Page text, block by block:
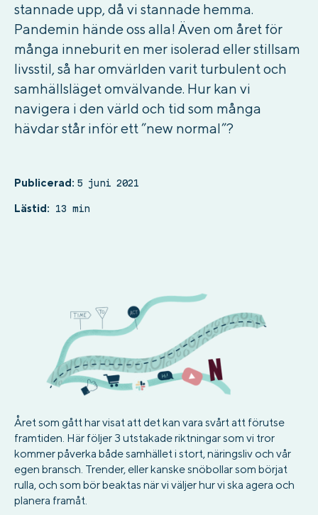
stannade upp, då vi stannade hemma.
Pandemin hände oss alla! Även om året för
många inneburit en mer isolerad eller stillsam
livsstil, så har omvärlden varit turbulent och
samhällsläget omvälvande. Hur kan vi
navigera i den värld och tid som många
hävdar står inför ett ”new normal”?
Publicerad: 5 juni 2021
Lästid: 13 min
Året som gått har visat att det kan vara svårt att förutse
framtiden. Här följer 3 utstakade riktningar som vi tror
kommer påverka både samhället i stort, näringsliv och vår
egen bransch. Trender, eller kanske snöbollar som börjat
rulla, och som bör beaktas när vi väljer hur vi ska agera och
planera framåt.